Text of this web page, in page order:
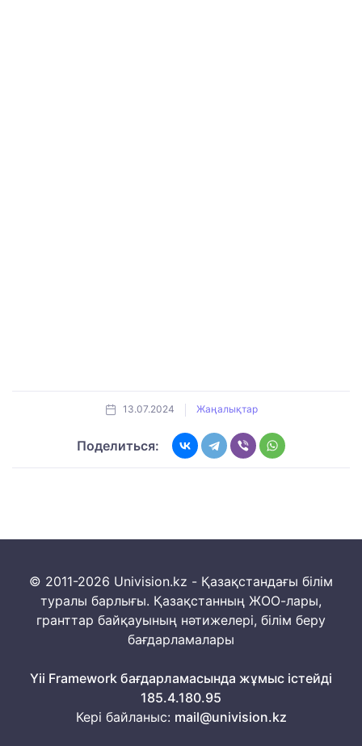
13.07.2024 Жаңалықтар
Поделиться:
© 2011-2026 Univision.kz - Қазақстандағы білім
туралы барлығы. Қазақстанның ЖОО-лары,
гранттар байқауының нәтижелері, білім беру
бағдарламалары
Yii Framework бағдарламасында жұмыс істейді
185.4.180.95
Кері байланыс: mail@univision.kz